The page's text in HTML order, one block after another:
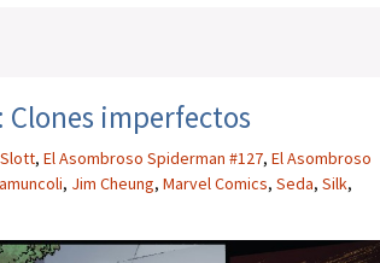
Clones imperfectos
, El Asombroso Spiderman #127, El Asombroso
, Jim Cheung, Marvel Comics, Seda, Silk,